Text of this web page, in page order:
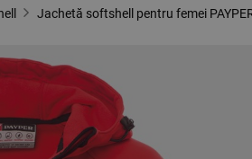
Jachetă softshell pentru femei